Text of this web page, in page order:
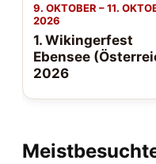
9. OKTOBER – 11.
2026
1. Wikingerfest
Ebensee
2026